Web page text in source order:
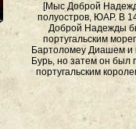
[Мыс Доброй
полуостров, ЮАР. В
Доброй Надежды
португальским
Бартоломеу Диашем и
Бурь, но затем он был
португальским